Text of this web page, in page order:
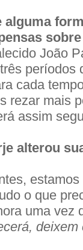
alguma
João
períodos
cada
rezar mais
assim
alterou
o que
uma vez
deixem